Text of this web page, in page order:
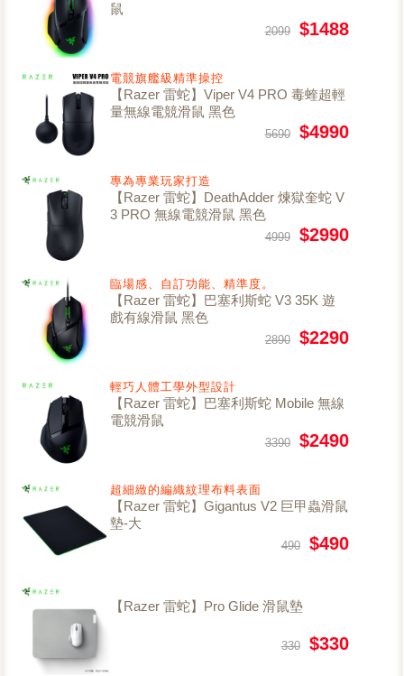
鼠
2099 $1488
電競旗艦級精準操控
【Razer 雷蛇】Viper V4 PRO 毒蝰超輕
量無線電競滑鼠 黑色
5690 $4990
專為專業玩家打造
【Razer 雷蛇】DeathAdder 煉獄奎蛇 V
3 PRO 無線電競滑鼠 黑色
4999 $2990
臨場感、自訂功能、精準度。
【Razer 雷蛇】巴塞利斯蛇 V3 35K 遊
戲有線滑鼠 黑色
2890 $2290
輕巧人體工學外型設計
【Razer 雷蛇】巴塞利斯蛇 Mobile 無線
電競滑鼠
3390 $2490
超細緻的編織紋理布料表面
【Razer 雷蛇】Gigantus V2 巨甲蟲滑鼠
墊-大
490 $490
【Razer 雷蛇】Pro Glide 滑鼠墊
330 $330